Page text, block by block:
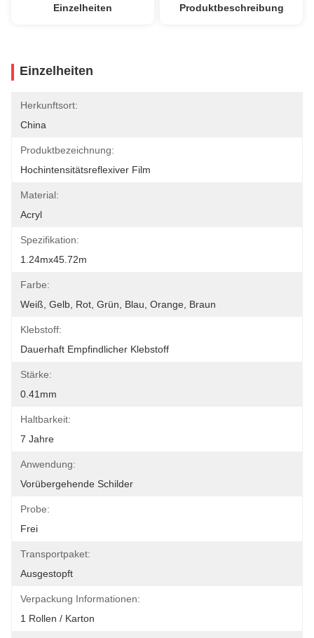
Einzelheiten Produktbeschreibung
Einzelheiten
Herkunftsort:
China
Produktbezeichnung:
Hochintensitätsreflexiver Film
Material:
Acryl
Spezifikation:
1.24mx45.72m
Farbe:
Weiß, Gelb, Rot, Grün, Blau, Orange, Braun
Klebstoff:
Dauerhaft Empfindlicher Klebstoff
Stärke:
0.41mm
Haltbarkeit:
7 Jahre
Anwendung:
Vorübergehende Schilder
Probe:
Frei
Transportpaket:
Ausgestopft
Verpackung Informationen:
1 Rollen / Karton